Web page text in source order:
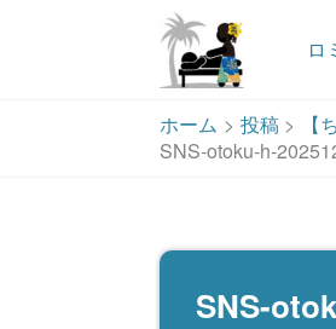
ロ
ホーム 投稿
SNS-otoku-h-
SNS-